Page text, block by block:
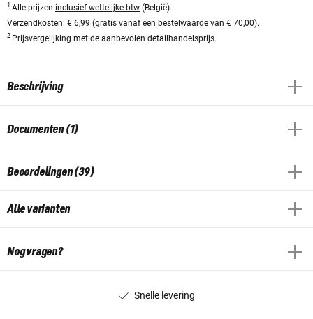
1 Alle prijzen inclusief wettelijke btw (België).
Verzendkosten: € 6,99 (gratis vanaf een bestelwaarde van € 70,00).
2 Prijsvergelijking met de aanbevolen detailhandelsprijs.
Beschrijving
Documenten (1)
Beoordelingen (39)
Alle varianten
Nog vragen?
Snelle levering